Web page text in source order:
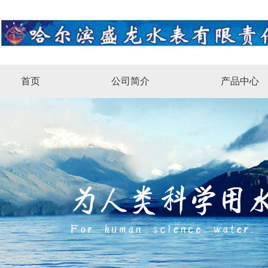
首页 公司简介 产品中心